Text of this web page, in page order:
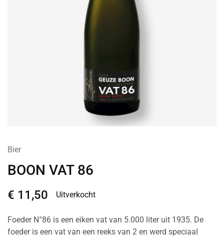
Bier
BOON VAT 86
€ 11,50 Uitverkocht
Foeder N°86 is een eiken vat van 5.000 liter uit 1935. De
foeder is een vat van een reeks van 2 en werd speciaal